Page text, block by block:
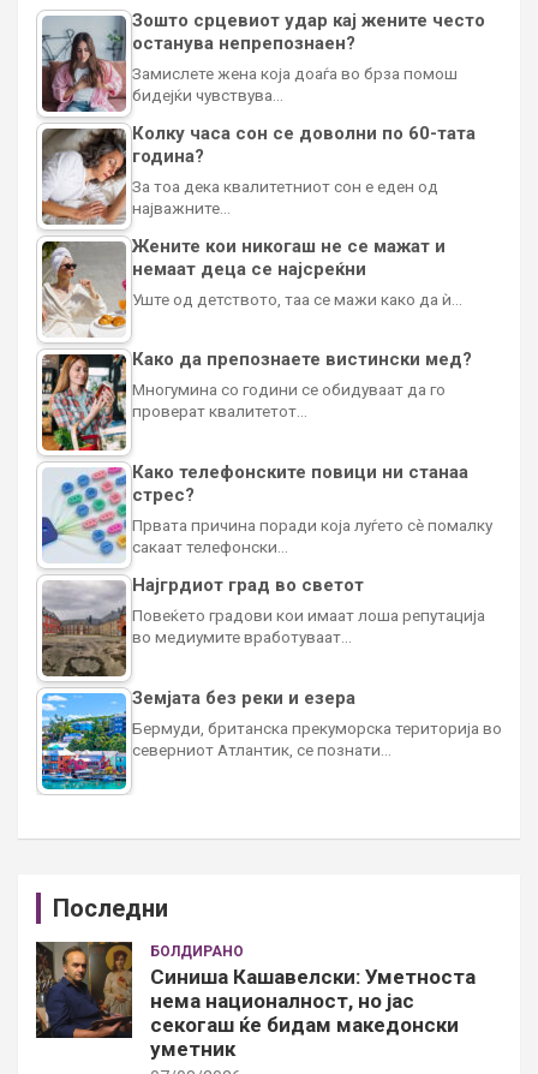
Зошто срцевиот удар кај жените често
останува непрепознаен?
Замислете жена која доаѓа во брза помош
бидејќи чувствува…
Колку часа сон се доволни по 60-тата
година?
За тоа дека квалитетниот сон е еден од
најважните…
Жените кои никогаш не се мажат и
немаат деца се најсреќни
Уште од детството, таа се мажи како да ѝ…
Како да препознаете вистински мед?
Многумина со години се обидуваат да го
проверат квалитетот…
Како телефонските повици ни станаа
стрес?
Првата причина поради која луѓето сè помалку
сакаат телефонски…
Најгрдиот град во светот
Повеќето градови кои имаат лоша репутација
во медиумите вработуваат…
Земјата без реки и езера
Бермуди, британска прекуморска територија во
северниот Атлантик, се познати…
Последни
БОЛДИРАНО
Синиша Кашавелски: Уметноста
нема националност, но јас
секогаш ќе бидам македонски
уметник